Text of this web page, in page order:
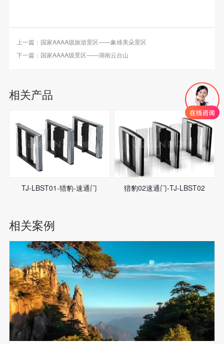
上一篇： 国家AAAA级旅游景区——象雄美朵景区
下一篇： 国家AAAA级景区——湖南云台山
相关产品
TJ-LBST01-猎豹-速通门 猎豹02速通门-TJ-LBST02
相关案例